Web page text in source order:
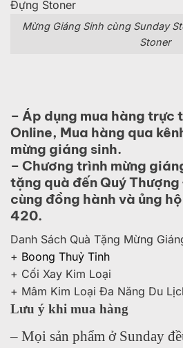
Mừng Giáng Sinh cùng Sunday
Stoner
– Áp dụng mua hàng trực
Online, Mua hàng qua
mừng giáng sinh.
– Chương trình mừng
tặng quà đến Quý
cùng đồng hành và ủng
420.
Danh Sách Quà Tặng Mừng
+ Boong Thuỷ Tinh
+ Cối Xay Kim Loại
+ Mâm Kim Loại Đa Năng Du
Lưu ý khi mua hàng
– Mọi sản phẩm ở Sunday